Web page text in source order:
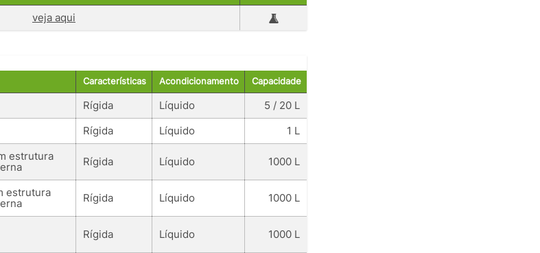
veja aqui
Características Acondicionamento Capacidade
Rígida Líquido
5 / 20 L
Rígida Líquido
1 L
estrutura
Rígida Líquido 1000 L
estrutura
Rígida Líquido 1000 L
Rígida Líquido 1000 L